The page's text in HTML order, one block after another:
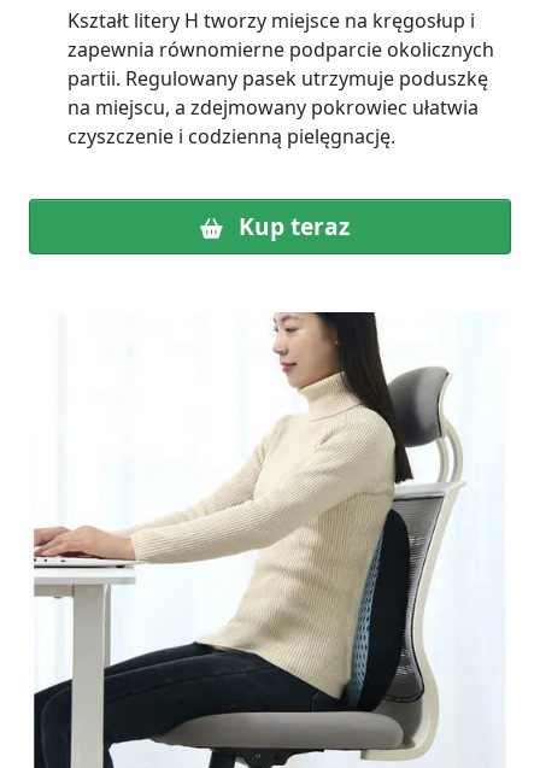
Kształt litery H tworzy miejsce na kręgosłup i
zapewnia równomierne podparcie okolicznych
partii. Regulowany pasek utrzymuje poduszkę
na miejscu, a zdejmowany pokrowiec ułatwia
czyszczenie i codzienną pielęgnację.
Kup teraz